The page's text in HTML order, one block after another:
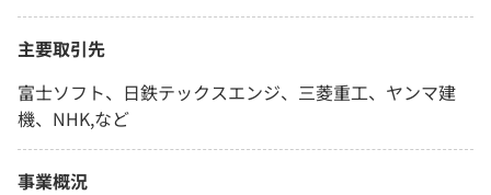
主要取引先
富士ソフト、日鉄テックスエンジ、三菱重工、ヤンマ建
機、NHK,など
事業概況